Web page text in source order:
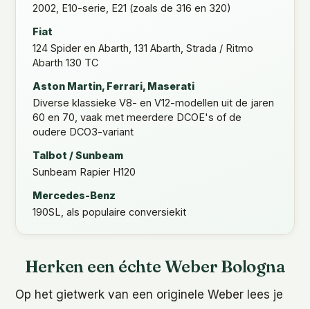
2002, E10-serie, E21 (zoals de 316 en 320)
Fiat
124 Spider en Abarth, 131 Abarth, Strada / Ritmo
Abarth 130 TC
Aston Martin, Ferrari, Maserati
Diverse klassieke V8- en V12-modellen uit de jaren
60 en 70, vaak met meerdere DCOE's of de
oudere DCO3-variant
Talbot / Sunbeam
Sunbeam Rapier H120
Mercedes-Benz
190SL, als populaire conversiekit
Herken een échte Weber Bologna
Op het gietwerk van een originele Weber lees je